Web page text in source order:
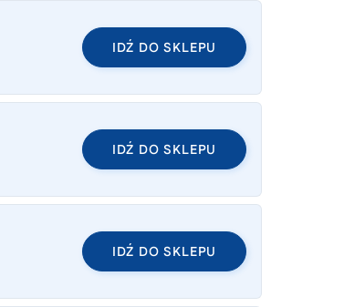
IDŹ DO SKLEPU
IDŹ DO SKLEPU
IDŹ DO SKLEPU